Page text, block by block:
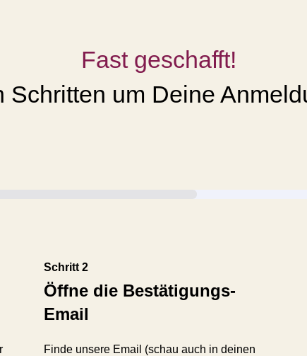
Fast geschafft!
Schritten um Deine
Schritt 2
Öffne die Bestätigungs-
Email
Finde unsere Email (schau auch in deinen